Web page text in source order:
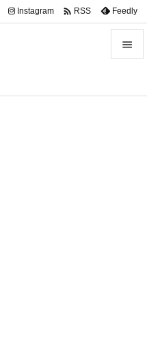

Instagram  RSS Feedly